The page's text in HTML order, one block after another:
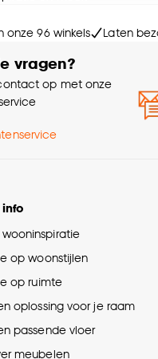
dat je deze keuze altijd
onze 96 winkels Laten
vragen?
op met onze
info
op woonstijlen
op ruimte
oplossing voor je raam
passende vloer
meubelen